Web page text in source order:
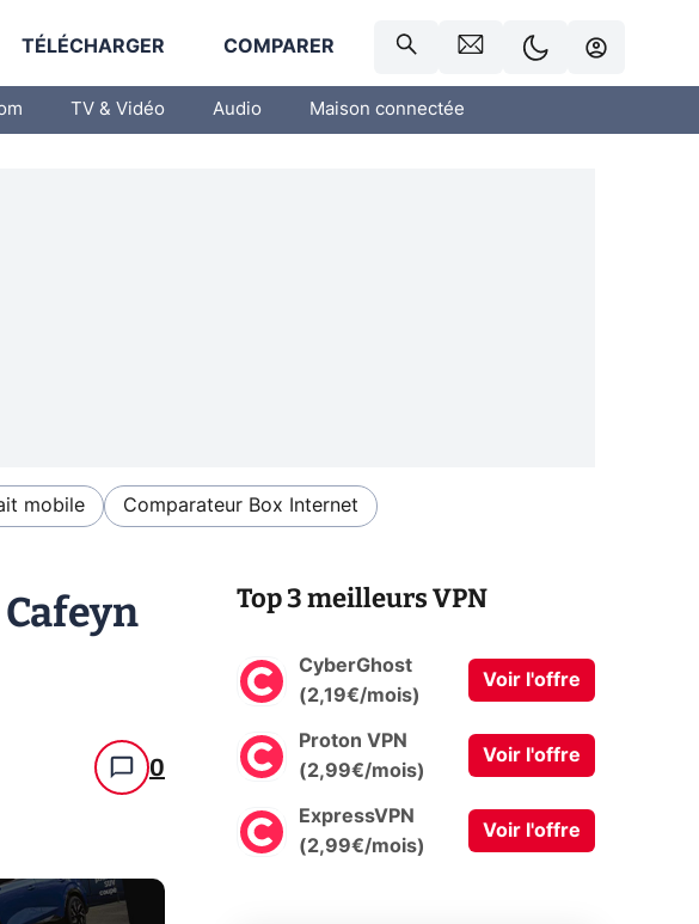
TÉLÉCHARGER COMPARER
TV & Vidéo Audio Maison connectée
mobile Comparateur Box Internet
0
Top 3 meilleurs VPN
CyberGhost
(2,19€/mois)
Voir l'offre
Proton VPN
(2,99€/mois)
Voir l'offre
ExpressVPN
(2,99€/mois)
Voir l'offre